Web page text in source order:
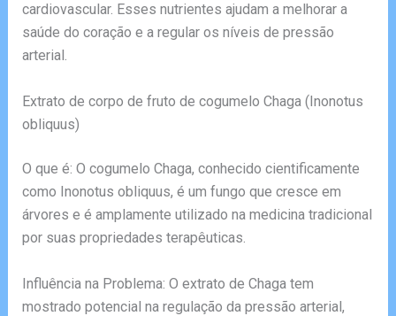
cardiovascular. Esses nutrientes ajudam a melhorar a
saúde do coração e a regular os níveis de pressão
arterial.
Extrato de corpo de fruto de cogumelo Chaga (Inonotus
obliquus)
O que é: O cogumelo Chaga, conhecido cientificamente
como Inonotus obliquus, é um fungo que cresce em
árvores e é amplamente utilizado na medicina tradicional
por suas propriedades terapêuticas.
Influência na Problema: O extrato de Chaga tem
mostrado potencial na regulação da pressão arterial,